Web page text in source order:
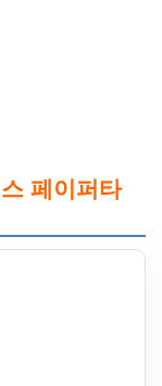
페이퍼타